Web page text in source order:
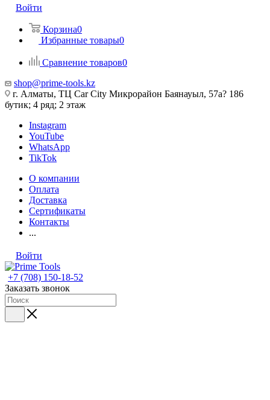
Войти
Корзина0
Избранные товары0
Сравнение товаров0
shop@prime-tools.kz
г. Алматы, ТЦ Car City​ ​Микрорайон Баянауыл, 57а? ​186
бутик; 4 ряд; 2 этаж
Instagram
YouTube
WhatsApp
TikTok
О компании
Оплата
Доставка
Сертификаты
Контакты
...
Войти
+7 (708) 150-18-52
Заказать звонок